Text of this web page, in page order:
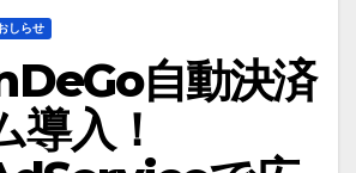
しらせ
自動決済
導入！